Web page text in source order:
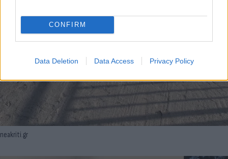
CONFIRM
Data Deletion Data Access Privacy Policy
neakriti.gr